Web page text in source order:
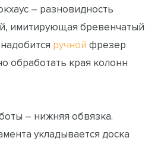
– разновидность
имитирующая бревенчатый
ручной фрезер
обработать края колонн
– нижняя обвязка.
укладывается доска